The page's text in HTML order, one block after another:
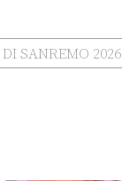
SANREMO 2026